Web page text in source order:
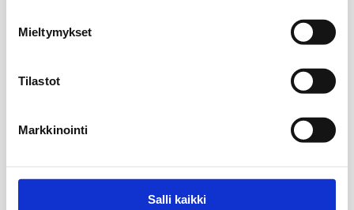
Mieltymykset
Tilastot
Markkinointi
Salli kaikki